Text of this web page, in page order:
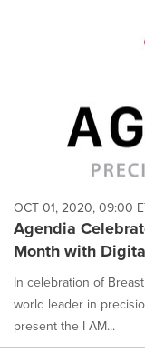
OCT 01, 2020, 09:00
Agendia
Month with
In celebration of
world leader in
present the I AM...